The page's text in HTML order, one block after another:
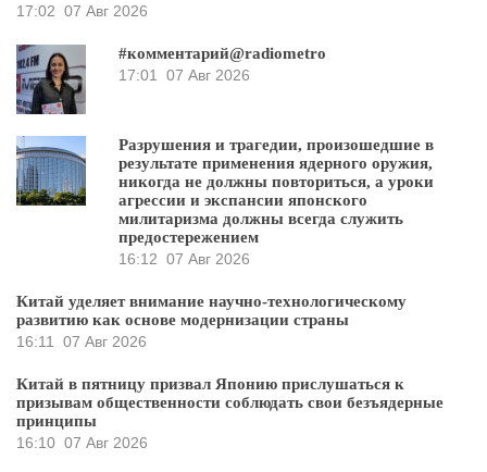
17:02 07 Авг 2026
#комментарий@radiometro
17:01 07 Авг 2026
Разрушения и трагедии, произошедшие в
результате применения ядерного оружия,
никогда не должны повториться, а уроки
агрессии и экспансии японского
милитаризма должны всегда служить
предостережением
16:12 07 Авг 2026
Китай уделяет внимание научно-технологическому
развитию как основе модернизации страны
16:11 07 Авг 2026
Китай в пятницу призвал Японию прислушаться к
призывам общественности соблюдать свои безъядерные
принципы
16:10 07 Авг 2026